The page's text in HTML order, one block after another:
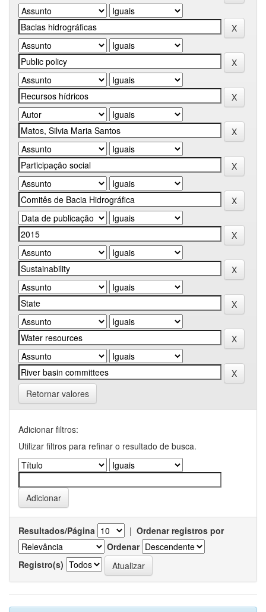
Retornar valores
Adicionar filtros:
Utilizar filtros para refinar o resultado de busca.
Resultados/Página | Ordenar registros por
Ordenar
Registro(s)